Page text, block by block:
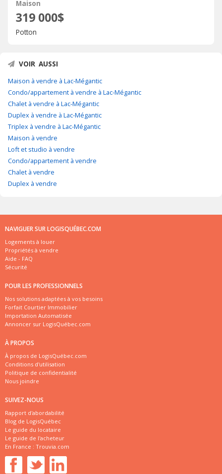
Maison
319 000$
Potton
VOIR AUSSI
Maison à vendre à Lac-Mégantic
Condo/appartement à vendre à Lac-Mégantic
Chalet à vendre à Lac-Mégantic
Duplex à vendre à Lac-Mégantic
Triplex à vendre à Lac-Mégantic
Maison à vendre
Loft et studio à vendre
Condo/appartement à vendre
Chalet à vendre
Duplex à vendre
NAVIGUER SUR LOGISQUÉBEC.COM
Logements à louer
Propriétés à vendre
Aide - FAQ
Sécurité
POUR LES PROFESSIONNELS
Nos solutions adaptées à vos besoins
Forfait Courtier Immobilier
Importation Automatisée
Annoncer sur LogisQuébec.com
À PROPOS
À propos de LogisQuébec.com
Conditions d'utilisation
Politique de confidentialité
Nous joindre
SUIVEZ-NOUS
Rapport d'abordabilité
Blog de LogisQuébec
Le guide du locataire
Le guide de l'acheteur
En France : Trouvia.com